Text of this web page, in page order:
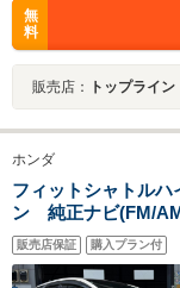
無
料
販売店： トップライン
ホンダ
フィットシャトル
ン 純正ナビ(FM/
ックカメラ 純正ビ
ントロール ステア
ト 革巻きステアリン
販売店保証 購入プラン付